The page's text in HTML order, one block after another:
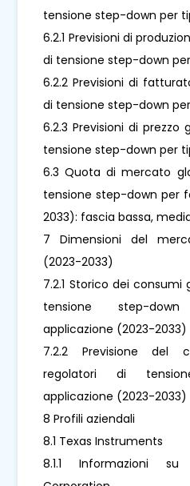
tensione step-down per
6.2.1 Previsioni di
di tensione step-down
6.2.2 Previsioni di
di tensione step-down
6.2.3 Previsioni di prezzo
tensione step-down per
6.3 Quota di mercato
tensione step-down per
2033): fascia bassa,
7 Dimensioni del
(2023-2033)
7.2.1 Storico dei
tensione step-
applicazione (2023-2033)
7.2.2 Previsione del
regolatori di
applicazione (2023-2033)
8 Profili aziendali
8.1 Texas Instruments
8.1.1 Informazioni